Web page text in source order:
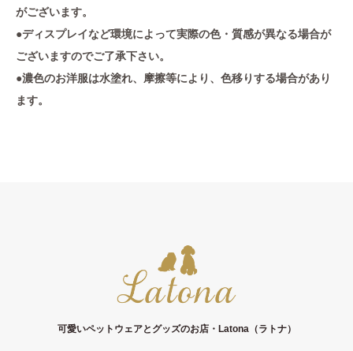
がございます。
●ディスプレイなど環境によって実際の色・質感が異なる場合が
ございますのでご了承下さい。
●濃色のお洋服は水塗れ、摩擦等により、色移りする場合があり
ます。
可愛いペットウェアとグッズのお店・Latona（ラトナ）